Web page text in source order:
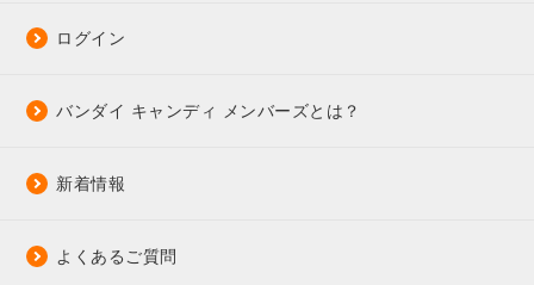
ログイン
バンダイ キャンディ メンバーズとは？
新着情報
よくあるご質問